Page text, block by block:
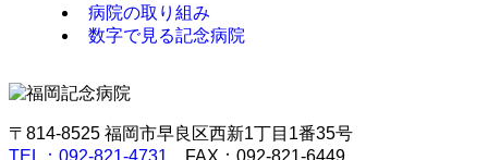
病院の取り組み
数字で見る記念病院
〒814-8525 福岡市早良区西新1丁目1番35号